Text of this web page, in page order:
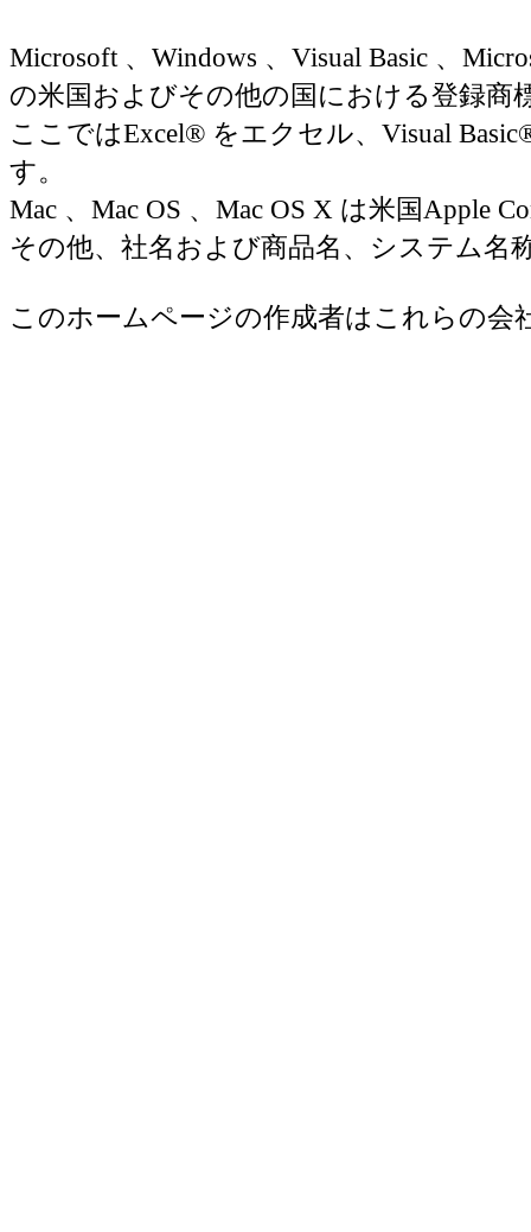
Microsoft 、Windows 、Visual Basic 、
の米国およびその他の国における登録商
ここではExcel® をエクセル、Visual
す。
Mac 、Mac OS 、Mac OS X は米国Apple
その他、社名および商品名、システム名
このホームページの作成者はこれらの